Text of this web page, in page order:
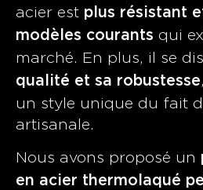
acier est plus résistant
modèles courants qui
marché. En plus, il se
qualité et sa robustesse
un style unique du fait
artisanale.
Nous avons proposé un
en acier thermolaqué